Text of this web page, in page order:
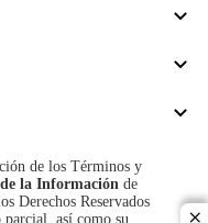
de los Términos y
la Información de
Derechos Reservados
así como su